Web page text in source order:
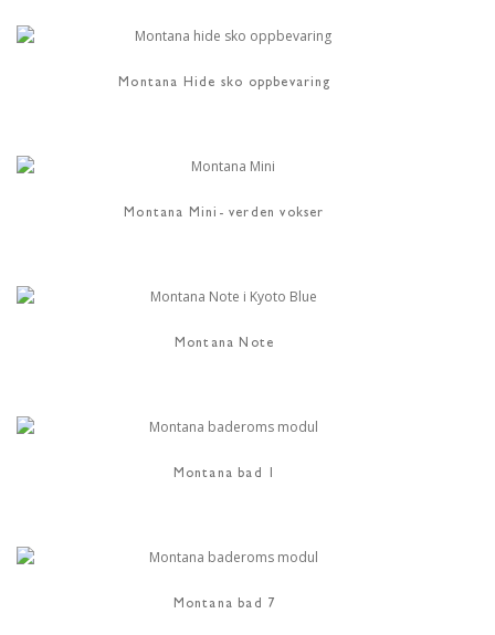
Montana Hide sko oppbevaring
Montana Mini- verden vokser
Montana Note
Montana bad 1
Montana bad 7